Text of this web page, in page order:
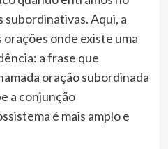
Aqui, a
onde existe uma
a frase que
oração subordinada
a conjunção
é mais amplo e